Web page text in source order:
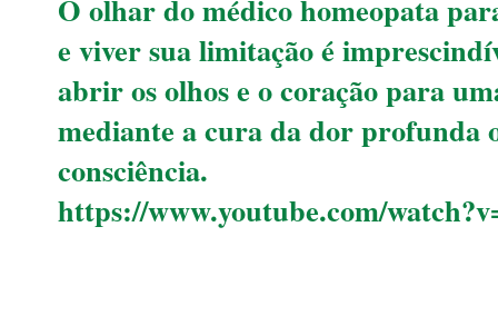
O olhar do médico homeopata
e viver sua limitação é
abrir os olhos e o coração para
mediante a cura da dor profunda
consciência.
https://www.youtube.com/